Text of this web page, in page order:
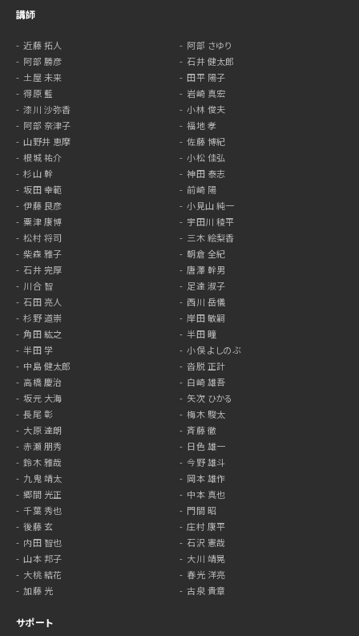
講師
近藤 拓人
阿部 さゆり
阿部 勝彦
石井 健太郎
土屋 未来
田平 陽子
得原 藍
岩崎 真宏
漆川 沙弥香
小林 俊夫
阿部 奈津子
福地 孝
山野井 恵摩
佐藤 博紀
根城 祐介
小松 佳弘
杉山 幹
神田 泰志
坂田 幸範
前崎 陽
伊藤 良彦
小見山 純一
粟津 康博
宇田川 稜平
松村 将司
三木 絵梨香
柴森 雅子
朝倉 全紀
石井 完厚
唐澤 幹男
川合 智
足達 淑子
石田 亮人
西川 岳儀
杉野 道崇
岸田 敏嗣
角田 紘之
半田 瞳
半田 学
小俣 よしのぶ
中島 健太郎
沓脱 正計
高橋 慶治
白崎 雄吾
坂元 大海
矢次 ひかる
長尾 彰
梅木 駿太
大原 達朗
斉藤 徹
赤瀬 朋秀
日色 雄一
鈴木 雅哉
今野 雄斗
九鬼 靖太
岡本 雄作
郷間 光正
中本 真也
千葉 秀也
門間 昭
後藤 玄
庄村 康平
内田 智也
石沢 憲哉
山本 邦子
大川 靖晃
大桃 結花
春光 洋亮
加藤 光
古泉 貴章
サポート